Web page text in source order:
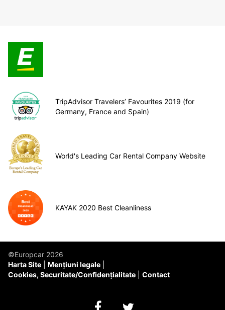
TripAdvisor Travelers’ Favourites 2019 (for
Germany, France and Spain)
World's Leading Car Rental Company Website
KAYAK 2020 Best Cleanliness
©Europcar 2026
Harta Site
Mențiuni legale
Cookies, Securitate/Confidențialitate
Contact